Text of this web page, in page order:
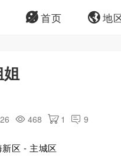
首页 地
468 1 9
区 - 主城区